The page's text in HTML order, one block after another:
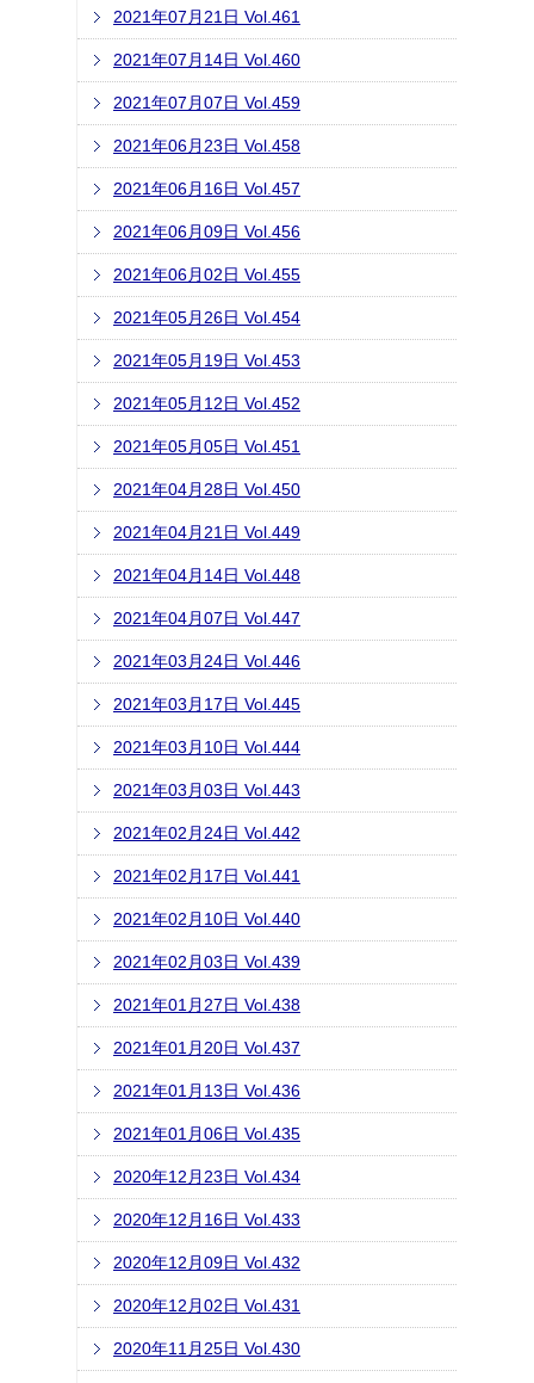
2021年07月21日 Vol.461
2021年07月14日 Vol.460
2021年07月07日 Vol.459
2021年06月23日 Vol.458
2021年06月16日 Vol.457
2021年06月09日 Vol.456
2021年06月02日 Vol.455
2021年05月26日 Vol.454
2021年05月19日 Vol.453
2021年05月12日 Vol.452
2021年05月05日 Vol.451
2021年04月28日 Vol.450
2021年04月21日 Vol.449
2021年04月14日 Vol.448
2021年04月07日 Vol.447
2021年03月24日 Vol.446
2021年03月17日 Vol.445
2021年03月10日 Vol.444
2021年03月03日 Vol.443
2021年02月24日 Vol.442
2021年02月17日 Vol.441
2021年02月10日 Vol.440
2021年02月03日 Vol.439
2021年01月27日 Vol.438
2021年01月20日 Vol.437
2021年01月13日 Vol.436
2021年01月06日 Vol.435
2020年12月23日 Vol.434
2020年12月16日 Vol.433
2020年12月09日 Vol.432
2020年12月02日 Vol.431
2020年11月25日 Vol.430